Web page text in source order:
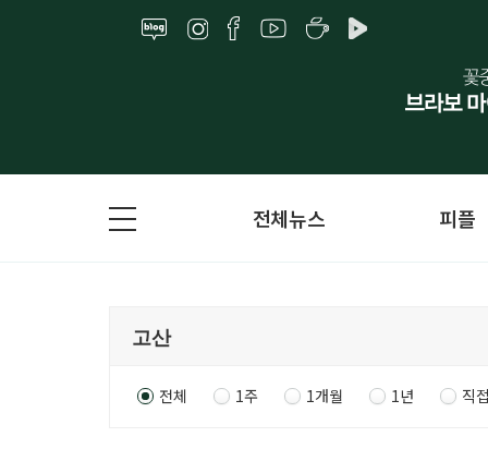
전체뉴스 피플
전체 1주 1개월 1년 직